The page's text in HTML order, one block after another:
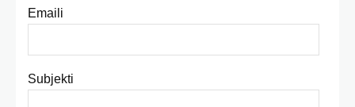
Emaili
Subjekti